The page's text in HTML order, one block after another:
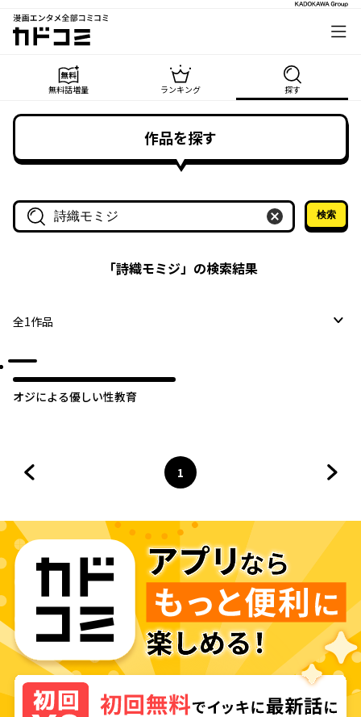
漫画エンタメ全部コミコミ
カドコミ
無料話増量 ランキング 探す
作品を探す
作品名・作家名で探す
検索
「詩織モミジ」の検索結果
全1作品
オジによる優しい性教育
ページ
1
へ